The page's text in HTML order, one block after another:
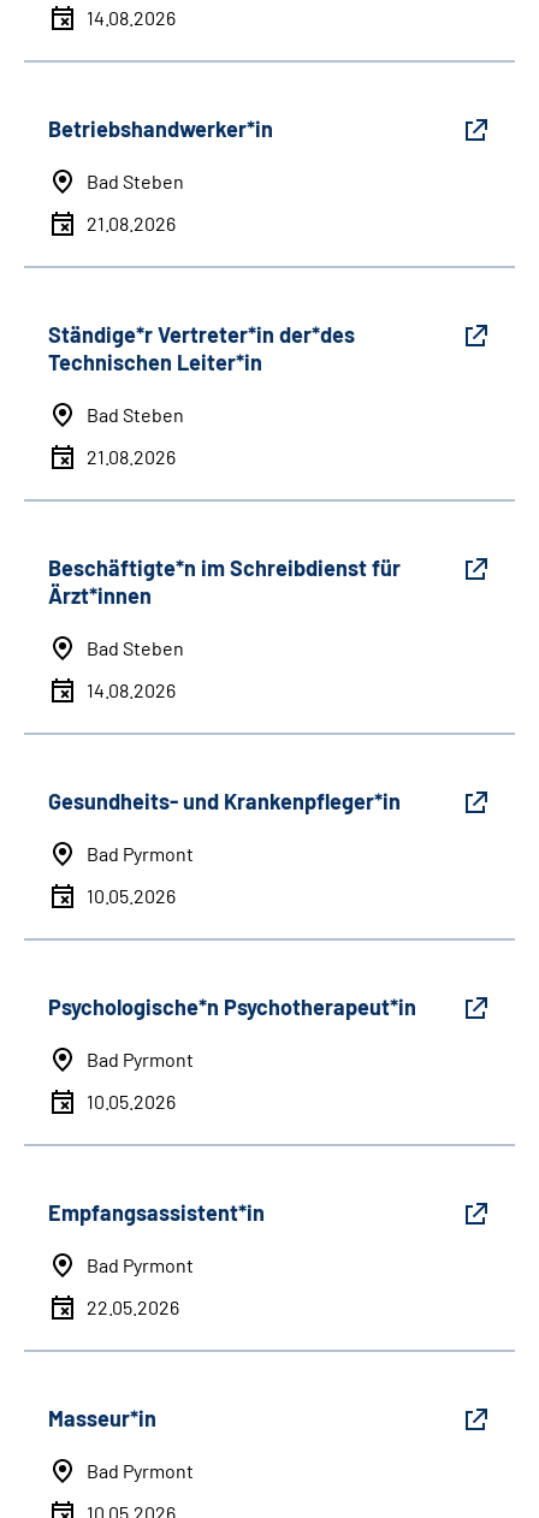
14.08.2026
Betriebshandwerker*in
Bad Steben
21.08.2026
Ständige*r Vertreter*in der*des
Technischen Leiter*in
Bad Steben
21.08.2026
Beschäftigte*n im Schreibdienst für
Ärzt*innen
Bad Steben
14.08.2026
Gesundheits- und Krankenpfleger*in
Bad Pyrmont
10.05.2026
Psychologische*n Psychotherapeut*in
Bad Pyrmont
10.05.2026
Empfangsassistent*in
Bad Pyrmont
22.05.2026
Masseur*in
Bad Pyrmont
10.05.2026